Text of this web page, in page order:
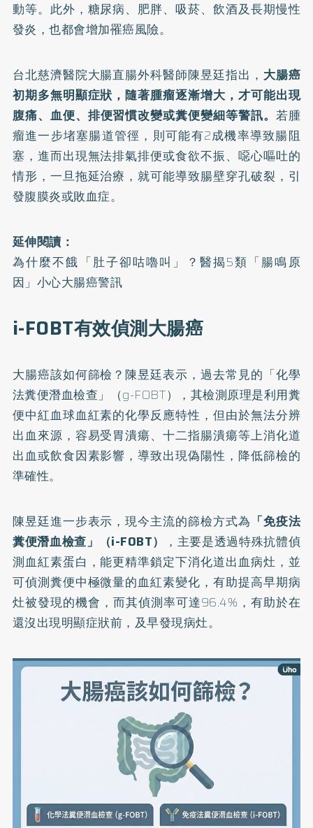
動等。此外，糖尿病、肥胖、吸菸、飲酒及長期慢性
發炎，也都會增加罹癌風險。
台北慈濟醫院大腸直腸外科醫師陳昱廷指出， 大腸癌
初期多無明顯症狀，隨著腫瘤逐漸增大，才可能出現
腹痛、 血便、排便習慣改變或糞便變細等警訊。 若腫
瘤進一步堵塞腸道管徑，則可能有2成機率導致腸阻
塞，進而出現無法排氣排便或食欲不振、噁心嘔吐的
情形，一旦拖延治療，就可能導致腸壁穿孔破裂，引
發腹膜炎或敗血症。
延伸閱讀：
為什麼不餓「肚子卻咕嚕叫」？醫揭5類「腸鳴原
因」小心大腸癌警訊
i-FOBT有效偵測大腸癌
大腸癌該如何篩檢？陳昱廷表示，過去常見的「化學
法糞便潛血檢查」（g-FOBT），其檢測原理是利用糞
便中紅血球血紅素的化學反應特性，但由於無法分辨
出血來源，容易受胃潰瘍、十二指腸潰瘍等上消化道
出血或飲食因素影響，導致出現偽陽性，降低篩檢的
準確性。
陳昱廷進一步表示，現今主流的篩檢方式為 「免疫法
糞便潛血檢查」（i-FOBT）
，主要是透過特殊抗體偵
測血紅素蛋白，能更精準鎖定下消化道出血病灶，並
可偵測糞便中極微量的血紅素變化，有助提高早期病
灶被發現的機會，而其偵測率可達96.4%，有助於在
還沒出現明顯症狀前，及早發現病灶。